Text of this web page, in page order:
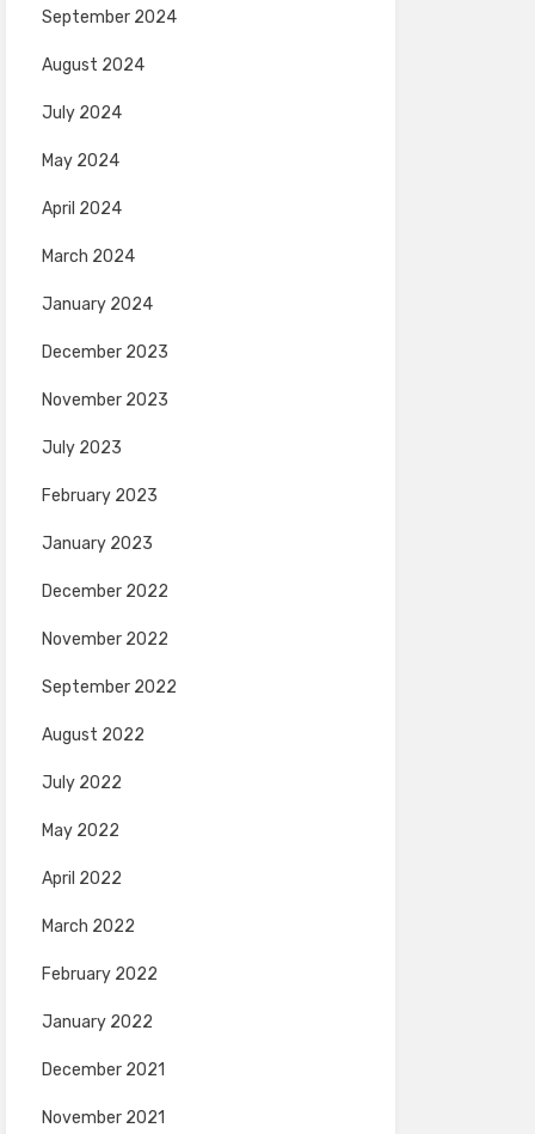
September 2024
August 2024
July 2024
May 2024
April 2024
March 2024
January 2024
December 2023
November 2023
July 2023
February 2023
January 2023
December 2022
November 2022
September 2022
August 2022
July 2022
May 2022
April 2022
March 2022
February 2022
January 2022
December 2021
November 2021